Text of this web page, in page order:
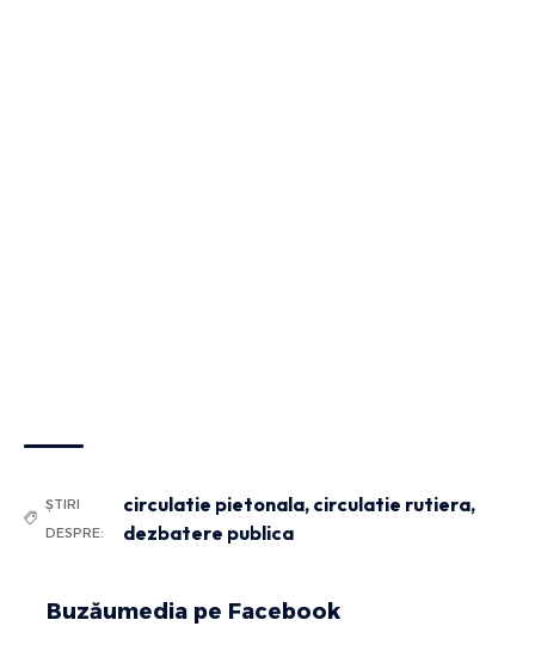
ȘTIRI
DESPRE:
circulatie pietonala, circulatie rutiera,
dezbatere publica
Buzăumedia pe Facebook